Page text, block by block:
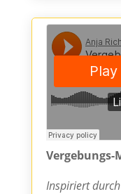
Inspiriert